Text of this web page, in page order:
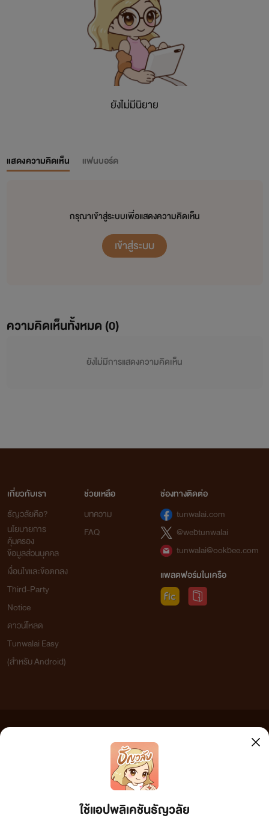
ยังไม่มีนิยาย
แสดงความคิดเห็น แฟนบอร์ด
กรุณาเข้าสู่ระบบเพื่อแสดงความคิดเห็น
เข้าสู่ระบบ
ความคิดเห็นทั้งหมด (0)
ยังไม่มีการแสดงความคิดเห็น
ใช้แอปพลิเคชันธัญวลัย
เกี่ยวกับเรา
ธัญวลัยคือ?
นโยบายการ
คุ้มครอง
ข้อมูลส่วนบุคคล
เงื่อนไขและข้อตกลง
Third-Party
Notice
ดาวน์โหลด
Tunwalai Easy
(สำหรับ Android)
ช่วยเหลือ
บทความ
FAQ
ช่องทางติดต่อ
tunwalai.com
@webtunwalai
tunwalai@ookbee.com
แพลตฟอร์มในเครือ
เว็บไซต์แห่งนี้ไม่ได้เห็นด้วยและไม่ขอรับผิดชอบต่อข้อความใดๆ ทั้งสิ้น ดังนั้นผู้อ่านทุกท่านโปรดใช้
วิจารณญาณในการกลั่นกรองด้วยตนเอง และหากท่านพบข้อความใดๆ ที่ขัดต่อกฎหมายและศีลธรรม
กรุณาแจ้งมาที่ tunwalai@ookbee.com เพื่อทีมงานจะได้ดำเนินการในทันที ทั้งนี้ ทางเว็บไซต์ขอสงวน
ลิขสิทธิ์ตามพระราชบัญญัติลิขสิทธิ์ (ฉบับเพิ่มเติม) พ.ศ.2558